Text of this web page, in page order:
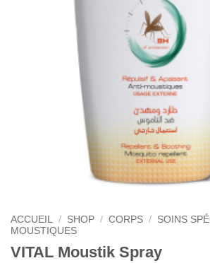
ACCUEIL / SHOP / CORPS / SOINS
MOUSTIQUES
VITAL Moustik Spray